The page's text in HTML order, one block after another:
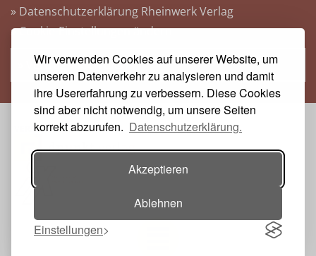
Wir verwenden Cookies auf unserer Website, um
unseren Datenverkehr zu analysieren und damit
ihre Usererfahrung zu verbessern. Diese Cookies
sind aber nicht notwendig, um unsere Seiten
korrekt abzurufen. Datenschutzerklärung.
Akzeptieren
Ablehnen
Einstellungen
» Datenschutzerklärung Rheinwerk Verlag
» Cookie-Einstellungen ändern
» Vertrag widerrufen
VERANSTALTER: